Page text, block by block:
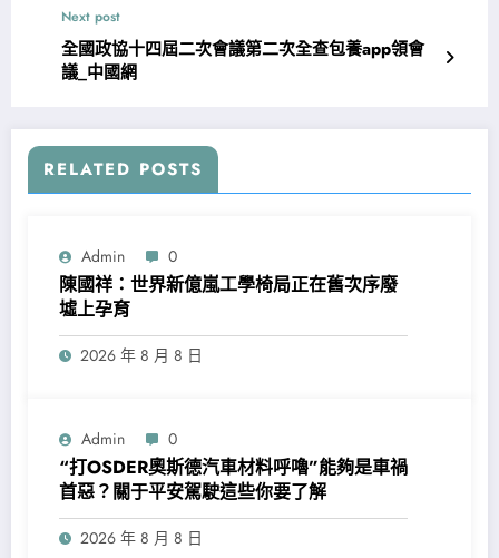
Next post
全國政協十四屆二次會議第二次全查包養app領會
議_中國網
RELATED POSTS
Admin 0
陳國祥：世界新億嵐工學椅局正在舊次序廢
墟上孕育
2026 年 8 月 8 日
Admin 0
“打OSDER奧斯德汽車材料呼嚕”能夠是車禍
首惡？關于平安駕駛這些你要了解
2026 年 8 月 8 日